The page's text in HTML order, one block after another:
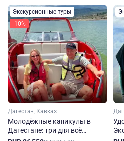
Экскурсионные туры
-10%
Дагестан, Кавказ
Молодёжные каникулы в
Дагестане: три дня всё
включено